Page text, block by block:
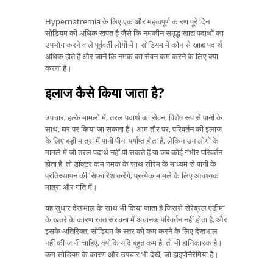
Hypernatremia के लिए एक और महत्वपूर्ण कारण पूरे दिन
सोडियम की अधिक खपत है जैसे कि नमकीन समृद्ध खाद्य पदार्थों का
उपभोग करने वाले पूर्ववर्ती लोगों में। सोडियम में कौन से खाद्य पदार्थ
अधिक होते हैं और जानें कि नमक का सेवन कम करने के लिए क्या
करना है।
इलाज कैसे किया जाता है?
उपचार, हल्के मामलों में, तरल पदार्थ का सेवन, विशेष रूप से पानी के
साथ, घर पर किया जा सकता है। आम तौर पर, परिवर्तन की इलाज
के लिए बड़ी मात्रा में पानी पीना पर्याप्त होता है, लेकिन उन लोगों के
मामले में जो तरल पदार्थ नहीं पी सकते हैं या जब कोई गंभीर परिवर्तन
होता है, तो डॉक्टर कम नमक के साथ सीरम के माध्यम से पानी के
प्रतिस्थापन की सिफारिश करेंगे, प्रत्येक मामले के लिए आवश्यक
मात्रा और गति में।
यह सुधार देखभाल के साथ भी किया जाता है जिससे सेरेब्रल एडीमा
के खतरे के कारण रक्त संरचना में अचानक परिवर्तन नहीं होता है, और
इसके अतिरिक्त, सोडियम के स्तर को कम करने के लिए देखभाल
नहीं की जानी चाहिए, क्योंकि यदि बहुत कम है, तो भी हानिकारक है।
कम सोडियम के कारण और उपचार भी देखें, जो हाइपोनैरेमिया है।